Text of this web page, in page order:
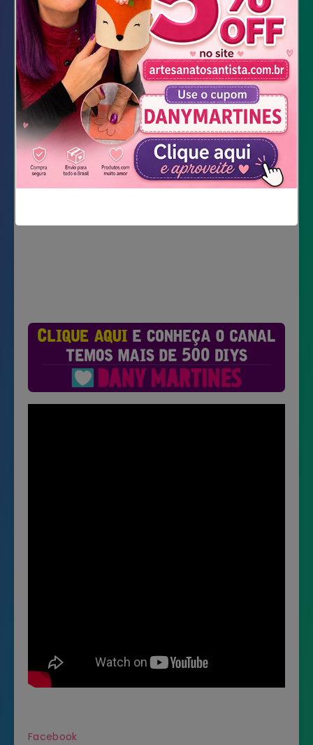
Impressão dos moldes
Tesoura
Tesoura de Picote
Cola quente
Cola de silicone líquida
Chocolates
Facebook